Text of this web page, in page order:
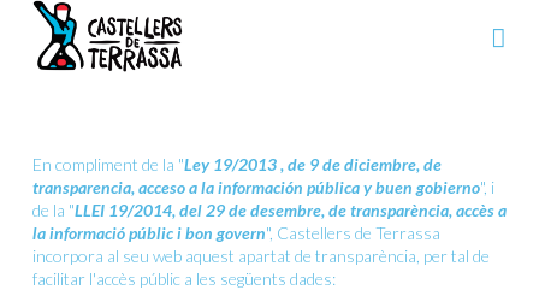
En compliment de la "Ley 19/2013 , de 9 de diciembre, de
transparencia, acceso a la información pública y buen gobierno", i
de la "LLEI 19/2014, del 29 de desembre, de transparència, accès a
la informació públic i bon govern", Castellers de Terrassa
incorpora al seu web aquest apartat de transparència, per tal de
facilitar l'accès públic a les següents dades: